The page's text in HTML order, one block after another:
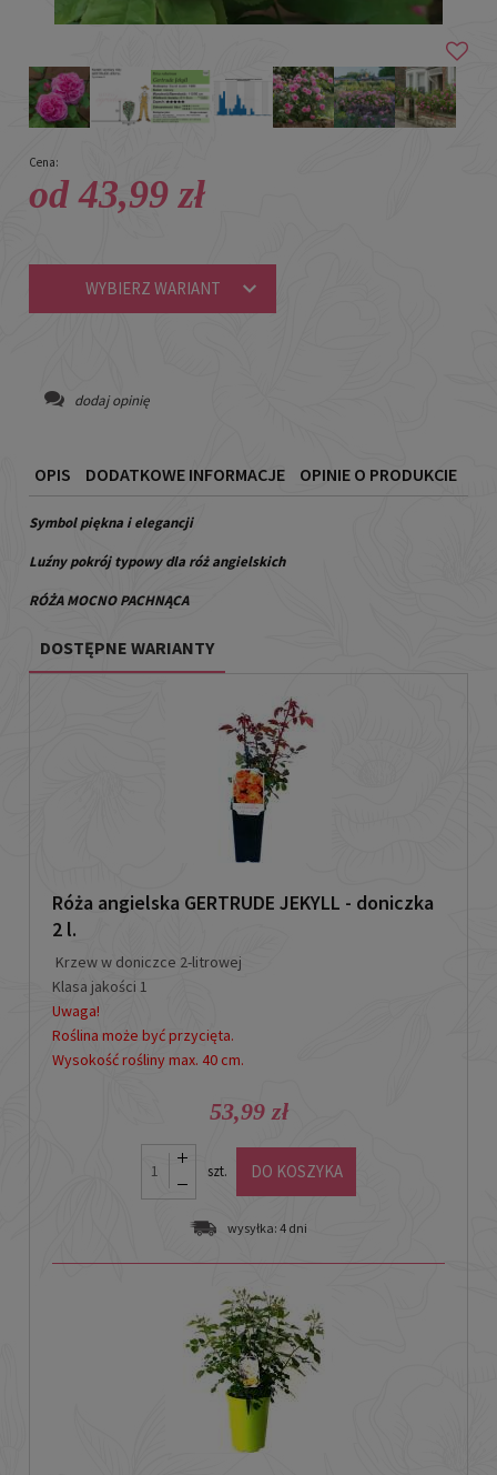
Cena:
od 43,99 zł
WYBIERZ WARIANT
dodaj opinię
OPIS DODATKOWE INFORMACJE OPINIE O PRODUKCIE
Symbol piękna i elegancji
Luźny pokrój typowy dla róż angielskich
RÓŻA MOCNO PACHNĄCA
DOSTĘPNE WARIANTY
Róża angielska GERTRUDE JEKYLL - doniczka
2 l.
Krzew w doniczce 2-litrowej
Klasa jakości 1
Uwaga!
Roślina może być przycięta.
Wysokość rośliny max. 40 cm.
53,99 zł
szt. DO KOSZYKA
wysyłka: 4 dni